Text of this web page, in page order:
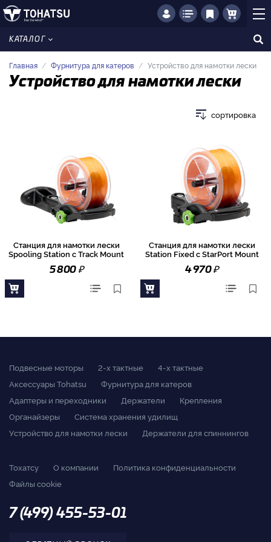
КАТАЛОГ
Главная Фурнитура для катеров Устройство для намотки лески
Устройство для намотки лески
сортировка
Станция для намотки лески
Spooling Station с Track Mount
5 800₽
Станция для намотки лески
Station Fixed с StarPort Mount
4 970₽
Подвесные моторы 2-x тактные
4-x тактные
Аксессуары Tohatsu
Фурнитура для катеров
Адаптеры и переходники
Держатели
Крепления
Органайзеры
Система хранения удилищ
Устройство для намотки лески
Держатели для спиннингов
Тохатсу О компании
Политика конфиденциальности
Файлы cookie
7 (499) 455-53-01